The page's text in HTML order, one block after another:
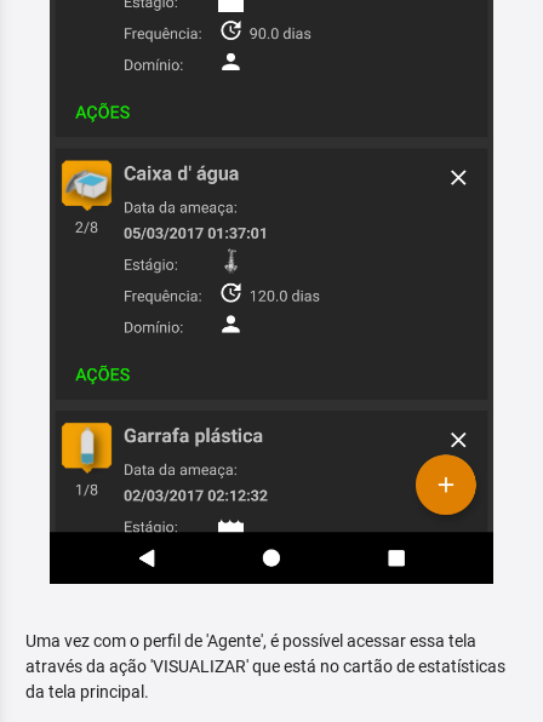
Uma vez com o perfil de 'Agente', é possível acessar essa tela
através da ação 'VISUALIZAR' que está no cartão de estatísticas
da tela principal.